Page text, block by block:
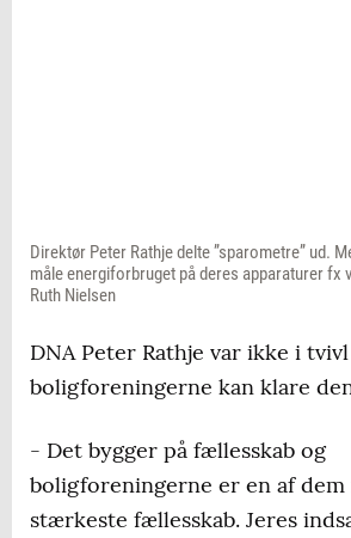
Direktør Peter Rathje delte ”sparometre” ud.
måle energiforbruget på deres apparaturer fx
Ruth Nielsen
DNA Peter Rathje var ikke i
boligforeningerne kan klare
- Det bygger på fællesskab og
boligforeningerne er en af
stærkeste fællesskab. Jeres